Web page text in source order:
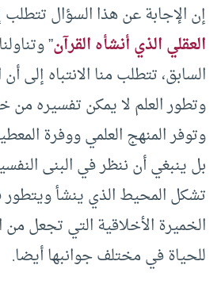
إن الإجابة عن هذا السؤال
العقلي الذي أنشأه القرآن”
السابق، تتطلب منا الانتباه إلى
وتطور العلم لا يمكن تفسيره من
وتوفر المنهج العلمي ووفرة
بل ينبغي أن ننظر في البنى
تشكل المحيط الذي ينشأ ويتطور
الخميرة الأخلاقية التي تجعل من
للحياة في مختلف جوانبها أيضا.